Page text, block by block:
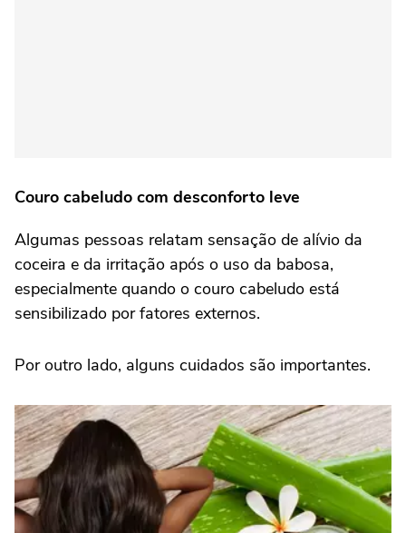
Couro cabeludo com desconforto leve
Algumas pessoas relatam sensação de alívio da
coceira e da irritação após o uso da babosa,
especialmente quando o couro cabeludo está
sensibilizado por fatores externos.
Por outro lado, alguns cuidados são importantes.